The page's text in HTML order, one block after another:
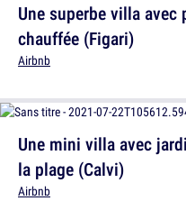
Une superbe villa avec
chauffée (Figari)
Airbnb
Une mini villa avec
la plage (Calvi)
Airbnb